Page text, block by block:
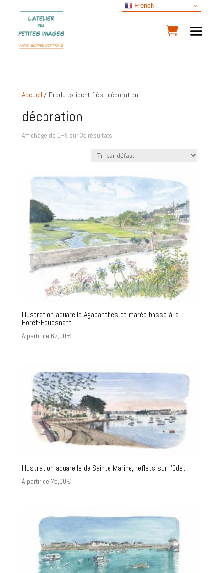
Accueil / Produits identifiés “décoration”
décoration
Affichage de 1–9 sur 35 résultats
Illustration aquarelle Agapanthes et marée basse à la
Forêt-Fouesnant
À partir de 62,00 €
Illustration aquarelle de Sainte Marine, reflets sur l’Odet
À partir de 75,00 €
French